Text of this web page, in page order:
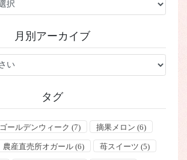
月別アーカイブ
タグ
ゴールデンウィーク (7) 摘果メロン (6)
農産直売所オガール(6) 苺スイーツ (5)